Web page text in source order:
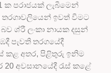
පරාජයක් ලැබීමෙන්
ඉවත් වීමට
ශ්රී ලංකා නායක දසුන්
පැවති තරගයේදී
කළ අතර, පිළිතුරු ඉනිම
20 අවසානයේදී රැස් කළේ